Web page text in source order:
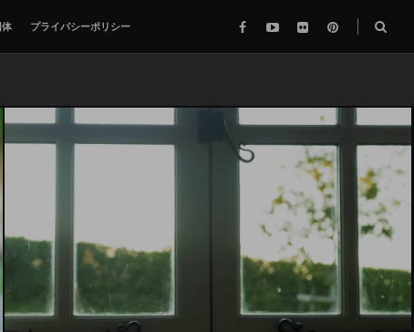
プライバシーポリシー FacebookYouTube
flickr pinterest
ボ
ス